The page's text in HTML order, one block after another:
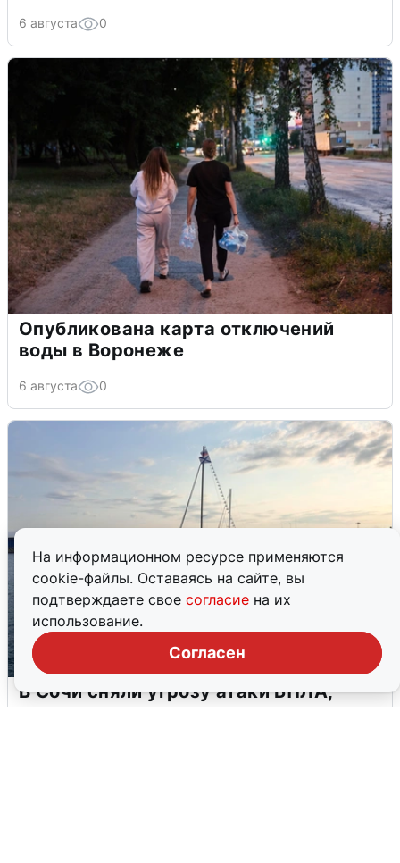
На информационном ресурсе применяются
cookie-файлы. Оставаясь на сайте, вы
подтверждаете свое согласие на их
использование.
Согласен
6 августа 0
Опубликована карта отключений
воды в Воронеже
6 августа 0
В Сочи сняли угрозу атаки БПЛА,